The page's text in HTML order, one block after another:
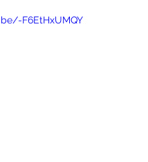
F6EtHxUMQY